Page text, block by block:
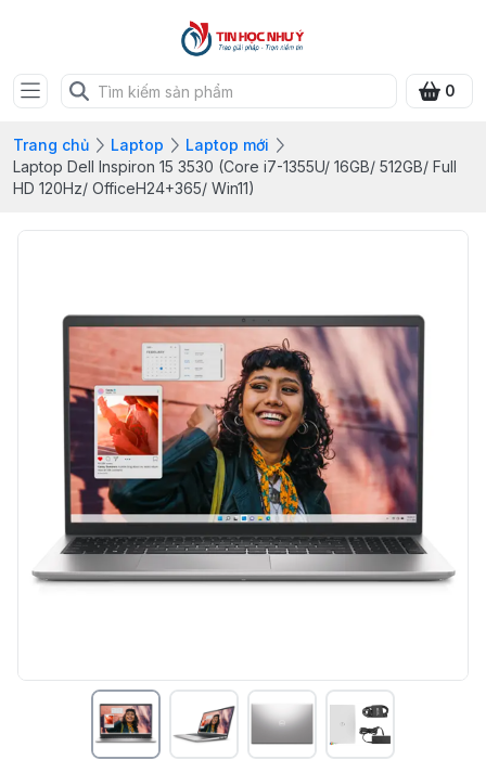
0
Trang chủ Laptop
Laptop mới
Laptop Dell Inspiron 15 3530 (Core i7-1355U/ 16GB/ 512GB/ Full
HD 120Hz/ OfficeH24+365/ Win11)